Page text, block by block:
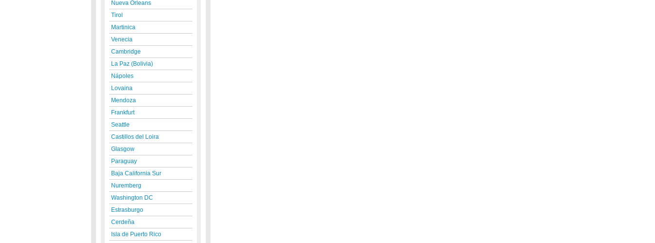
Nueva Orleans
Tirol
Martinica
Venecia
Cambridge
La Paz (Bolivia)
Nápoles
Lovaina
Mendoza
Frankfurt
Seattle
Castillos del Loira
Glasgow
Paraguay
Baja California Sur
Nuremberg
Washington DC
Estrasburgo
Cerdeña
Isla de Puerto Rico